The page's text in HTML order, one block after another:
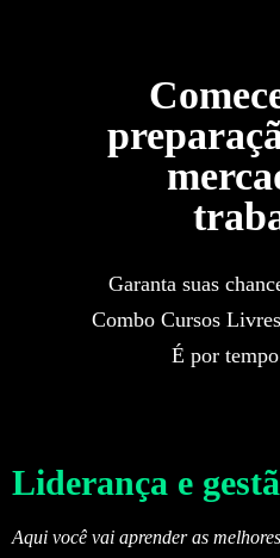
Garanta suas
Combo Cursos
É por
Liderança e
Aqui você vai aprender as